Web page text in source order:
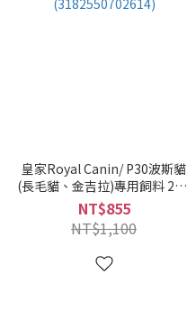
皇家Royal Canin/ P30波斯貓
(長毛貓、金吉拉)專用飼料 2KG
(3182550702614)
NT$855
NT$1,100